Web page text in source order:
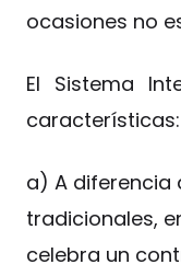
ocasiones no
El Sistema
características:
a) A diferencia
tradicionales,
celebra un